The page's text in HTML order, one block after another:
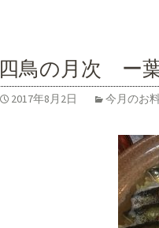
四鳥の月次 ー
2017年8月2日 今月のお